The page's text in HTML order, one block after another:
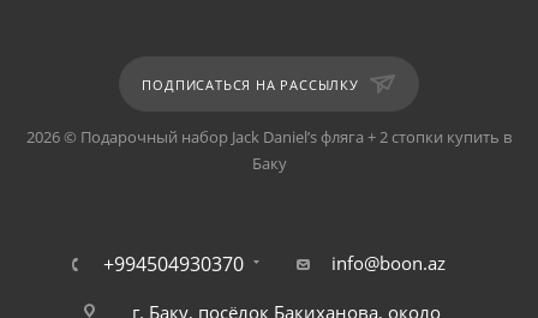
ПОДПИСАТЬСЯ НА РАССЫЛКУ
2026 © Подарочный набор Jack Daniel’s фляга + 2 стопки купить в
Баку
+994504930370 info@boon.az
г. Баку, посёлок Бакиханова, около